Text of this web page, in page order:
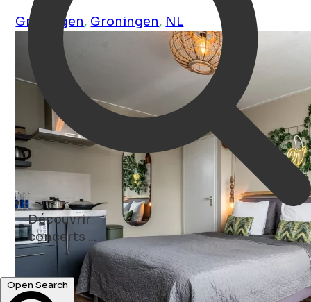
Découvrir
restaurants ...
hotels ...
Open Search
Groningen, Groningen, NL